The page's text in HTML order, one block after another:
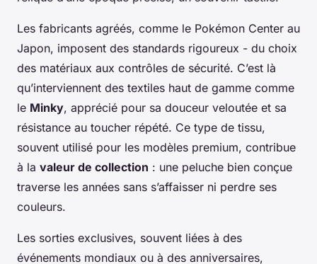
Les fabricants agréés, comme le Pokémon Center au
Japon, imposent des standards rigoureux - du choix
des matériaux aux contrôles de sécurité. C’est là
qu’interviennent des textiles haut de gamme comme
le Minky, apprécié pour sa douceur veloutée et sa
résistance au toucher répété. Ce type de tissu,
souvent utilisé pour les modèles premium, contribue
à la valeur de collection : une peluche bien conçue
traverse les années sans s’affaisser ni perdre ses
couleurs.
Les sorties exclusives, souvent liées à des
événements mondiaux ou à des anniversaires,